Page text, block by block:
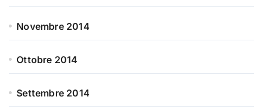
Novembre 2014
Ottobre 2014
Settembre 2014